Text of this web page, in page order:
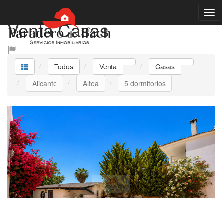
Venta Casas
Todos Venta
Casas
Alicante
Altea 5 dormitorios